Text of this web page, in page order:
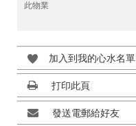
此物業
加入到我的心水名單
打印此頁
發送電郵給好友